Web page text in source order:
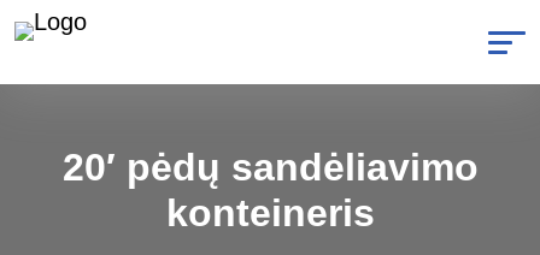
20′ pėdų sandėliavimo
konteineris